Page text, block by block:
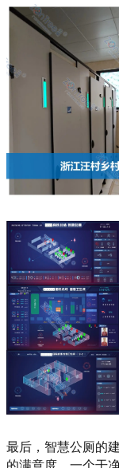
最后，智慧公厕的